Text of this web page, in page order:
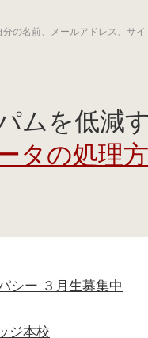
の名前、メールアドレス、サ
ムを低減
タの処理
シー ３月生募集中
ジ本校